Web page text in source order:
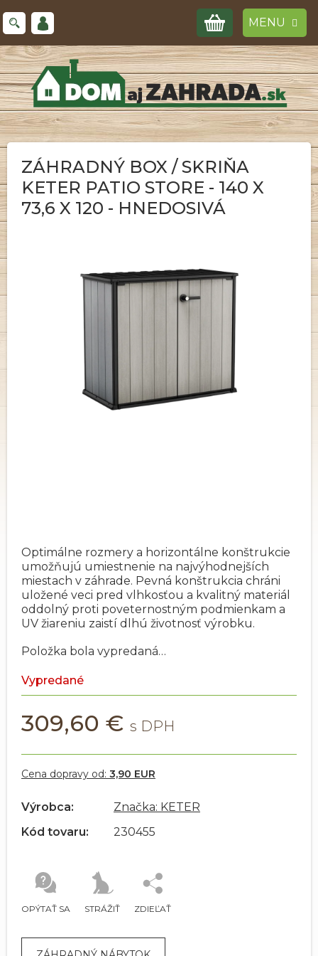
na
obsah
NÁKUPNÝ
ZÁHRADNÝ BOX / SKRIŇA
KETER PATIO STORE - 140 X
73,6 X 120 - HNEDOSIVÁ
Vypredané
309,60 €
Položka bola vypredaná…
Optimálne rozmery a horizontálne konštrukcie
umožňujú umiestnenie na najvýhodnejších
miestach v záhrade. Pevná konštrukcia chráni
uložené veci pred vlhkosťou a kvalitný materiál
oddolný proti poveternostným podmienkam a
UV žiareniu zaistí dlhú životnosť výrobku.
OPÝTAŤ SA STRÁŽIŤ ZDIEĽAŤ
Cena dopravy od: 3,90 EUR
Výrobca:
Značka: KETER
Kód tovaru:
230455